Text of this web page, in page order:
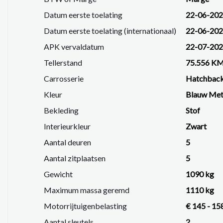
Lane Keeping Assist
Dodehoekdetectie
Vermoeidheidsherkenning
Autonoom noodremsysteem
Deze Hyundai i20 is afkomstig uit 2021 en heeft
prettige prestaties en gunstige verbruik.
Kortom: een complete, sportieve en comfortabele
Interesse? Neem gerust contact met ons op voor
We hebben ons uiterste best gedaan om alle
informatie in de advertentie. Vertrouw niet alleen
beïnvloeden. Neem contact op met de verkoper voor
Datum eerste toelating
22-06-
Datum eerste toelating (internationaal)
22-06-
APK vervaldatum
22-07-
Tellerstand
75.556
Carrosserie
Kleur
Blauw
Bekleding
Stof
Interieurkleur
Zwart
Aantal deuren
5
Aantal zitplaatsen
5
Gewicht
1090 kg
Maximum massa geremd
1110 kg
Motorrijtuigenbelasting
€ 145 -